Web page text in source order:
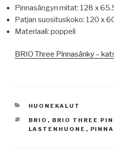
Pinnasängyn mitat: 128 x
Patjan suosituskoko: 120 x
Materiaali: poppeli
BRIO Three Pinnasänky –
KATEGORIAT
HUONEKALUT
AVAINSANAT
BRIO , BRIO THREE
LASTENHUONE ,